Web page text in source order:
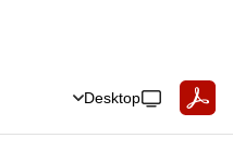
Desktop